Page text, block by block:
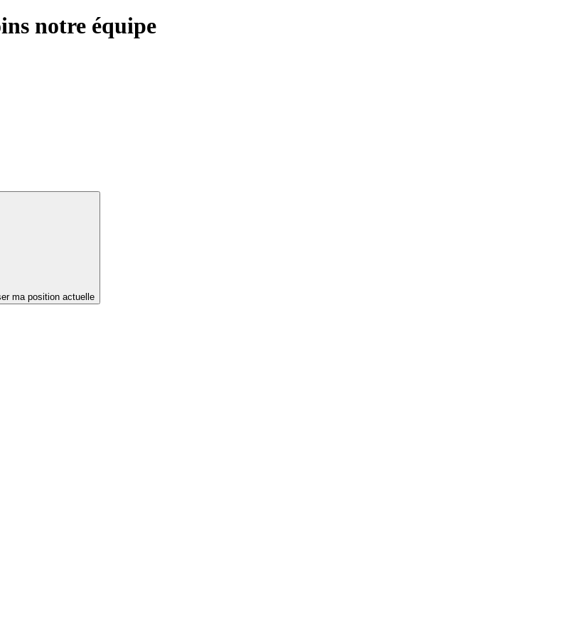
notre équipe
ma position actuelle